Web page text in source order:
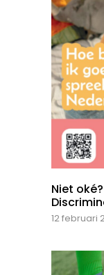
Niet
12 februari